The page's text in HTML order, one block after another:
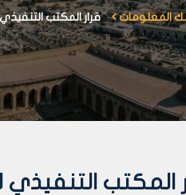
المعلومات قرار المكتب
المكتب التنفيذي للمدينة